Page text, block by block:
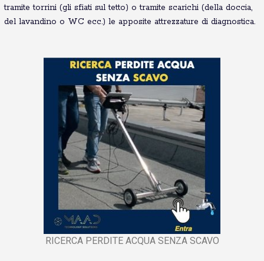
tramite torrini (gli sfiati sul tetto) o tramite scarichi (della doccia,
del lavandino o WC ecc.) le apposite attrezzature di diagnostica.
RICERCA PERDITE ACQUA SENZA SCAVO